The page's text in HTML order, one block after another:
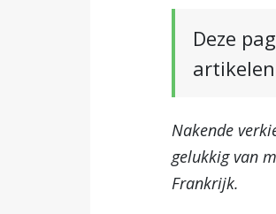
Deze
Nakende
gelukkig van
Frankrijk.